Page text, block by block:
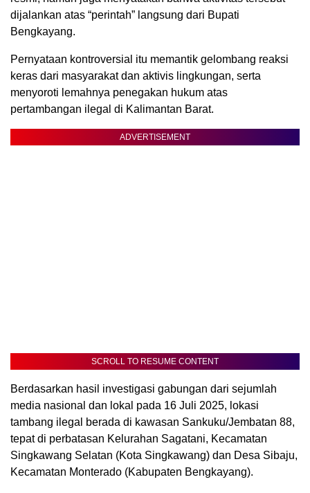
dijalankan atas “perintah” langsung dari Bupati
Bengkayang.
Pernyataan kontroversial itu memantik gelombang reaksi
keras dari masyarakat dan aktivis lingkungan, serta
menyoroti lemahnya penegakan hukum atas
pertambangan ilegal di Kalimantan Barat.
ADVERTISEMENT
SCROLL TO RESUME CONTENT
Berdasarkan hasil investigasi gabungan dari sejumlah
media nasional dan lokal pada 16 Juli 2025, lokasi
tambang ilegal berada di kawasan Sankuku/Jembatan 88,
tepat di perbatasan Kelurahan Sagatani, Kecamatan
Singkawang Selatan (Kota Singkawang) dan Desa Sibaju,
Kecamatan Monterado (Kabupaten Bengkayang).